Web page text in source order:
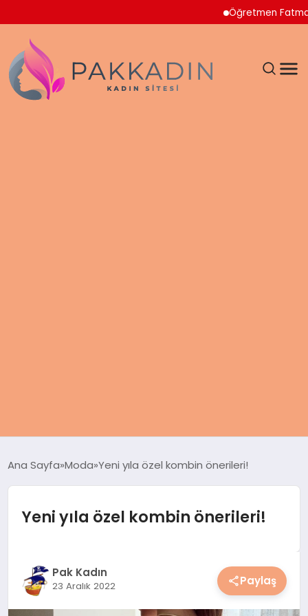
Öğretmen Fatma Nur
KADIN
SAĞLIK
SPOR & FITNESS
Ana Sayfa Moda Yeni yıla özel kombin önerileri!
Yeni yıla özel kombin önerileri!
Pak Kadın
23 Aralık 2022 Paylaş